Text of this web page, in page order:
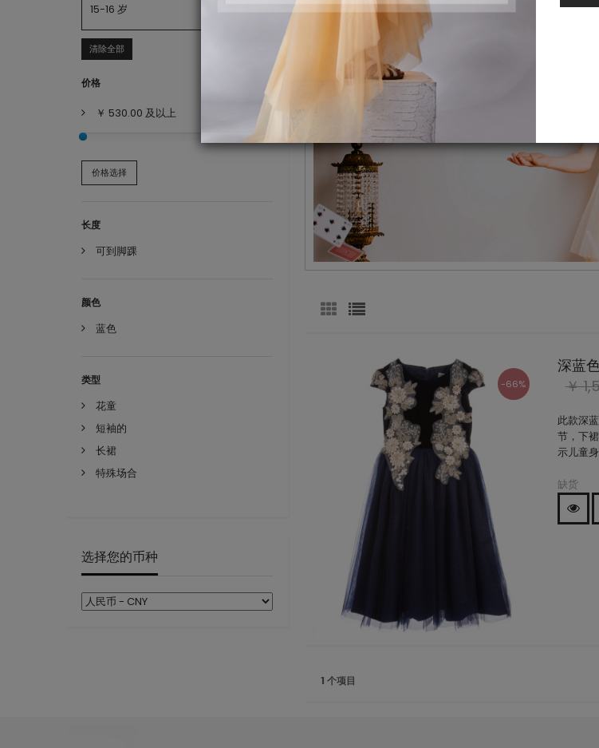
-66%
深蓝
￥
此款深
节，下
示儿童
缺货
1 个项目
15-16 岁
清除全部
价格
￥ 530.00 及以上
价格选择
长度
可到脚踝
颜色
蓝色
类型
花童
短袖的
长裙
特殊场合
选择您的币种